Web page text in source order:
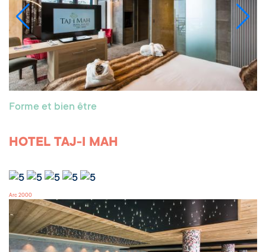
Forme et bien être
HOTEL TAJ-I MAH
Arc 2000